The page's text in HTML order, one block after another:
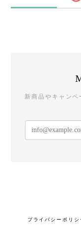
新商品やキャンペ
プライバシーポリシ